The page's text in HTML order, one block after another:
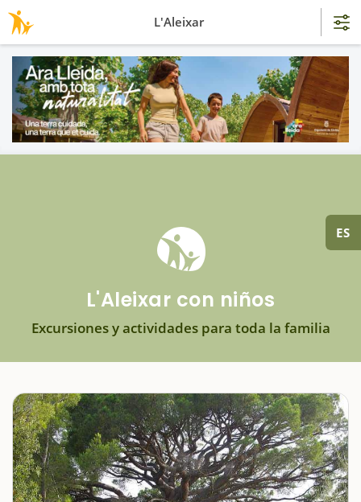
ES
L'Aleixar con niños
Excursiones y actividades para toda la familia
L'Aleixar